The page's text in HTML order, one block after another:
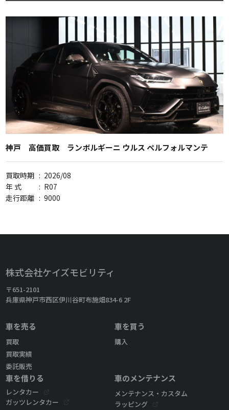
神戸 高価買取 ランボルギーニ ウルス ペルフォルマンテ
買取時期 : 2026/08
年 式
: R07
走行距離 : 9000
株式会社ケイズモビリティ
〒651-2101
兵庫県神戸市西区伊川谷町布施畑834-6 2F
車を売る
買取
買取実績
委託販売
車を買う
購入
車を借りる
レンタカー
ガッツレンタカー
車のメンテナンス
メンテナンス・カスタム
ラッピング